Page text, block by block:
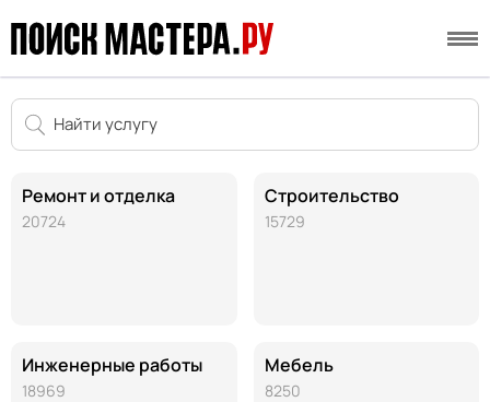
Ремонт и отделка
20724
Инженерные работы
18969
Строительство
15729
Мебель
8250